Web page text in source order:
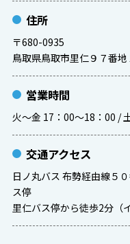
住所
〒680-0935
鳥取県鳥取市里仁９７番地
営業時間
火～金 17：00～18：00 /
交通アクセス
日ノ丸バス 布勢経由線５
ス停
里仁バス停から徒歩2分（